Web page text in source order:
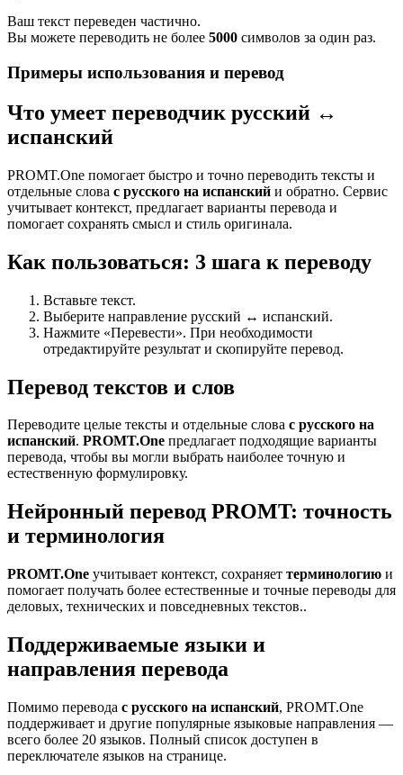
Ваш текст переведен частично.
Вы можете переводить не более 5000 символов за один раз.
Примеры использования и перевод
Что умеет переводчик русский ↔
испанский
PROMT.One помогает быстро и точно переводить тексты и
отдельные слова с русского на испанский и обратно. Сервис
учитывает контекст, предлагает варианты перевода и
помогает сохранять смысл и стиль оригинала.
Как пользоваться: 3 шага к переводу
Вставьте текст.
Выберите направление русский ↔ испанский.
Нажмите «Перевести». При необходимости
отредактируйте результат и скопируйте перевод.
Перевод текстов и слов
Переводите целые тексты и отдельные слова с русского на
испанский. PROMT.One предлагает подходящие варианты
перевода, чтобы вы могли выбрать наиболее точную и
естественную формулировку.
Нейронный перевод PROMT: точность
и терминология
PROMT.One учитывает контекст, сохраняет терминологию и
помогает получать более естественные и точные переводы для
деловых, технических и повседневных текстов..
Поддерживаемые языки и
направления перевода
Помимо перевода с русского на испанский, PROMT.One
поддерживает и другие популярные языковые направления —
всего более 20 языков. Полный список доступен в
переключателе языков на странице.